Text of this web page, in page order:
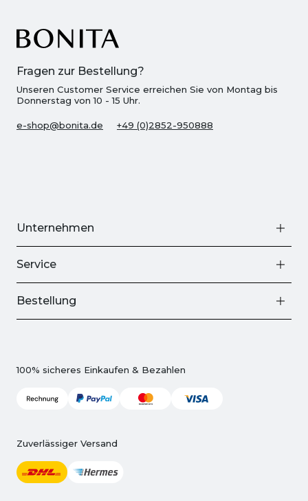
Fragen zur Bestellung?
Unseren Customer Service erreichen Sie von Montag bis
Donnerstag von 10 - 15 Uhr.
e-shop@bonita.de +49 (0)2852-950888
Unternehmen
Service
Bestellung
100% sicheres Einkaufen & Bezahlen
Zuverlässiger Versand